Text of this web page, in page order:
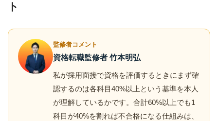
ト
監修者コメント
資格転職監修者 竹本明弘
私が採用面接で資格を評価するときにまず確
認するのは各科目40%以上という基準を本人
が理解しているかです。合計60%以上でも1
科目が40%を割れば不合格になる仕組みは、